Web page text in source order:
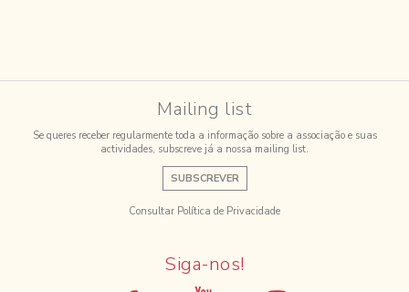
Mailing list
Se queres receber regularmente toda a informação sobre a associação e suas
actividades, subscreve já a nossa mailing list.
SUBSCREVER
Consultar Política de Privacidade
Siga-nos!